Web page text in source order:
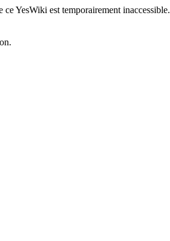
YesWiki est temporairement inaccessible.